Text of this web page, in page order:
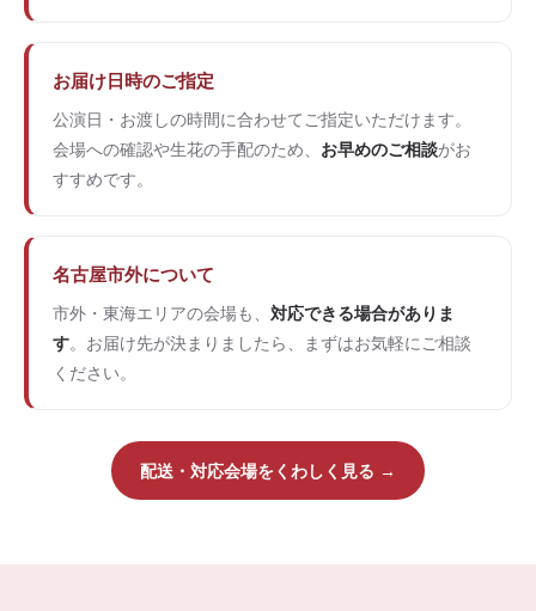
お届け日時のご指定
公演日・お渡しの時間に合わせてご指定いただけます。
会場への確認や生花の手配のため、 お早めのご相談がお
すすめです。
名古屋市外について
市外・東海エリアの会場も、 対応できる場合がありま
す。お届け先が決まりましたら、まずはお気軽にご相談
ください。
配送・対応会場をくわしく見る →